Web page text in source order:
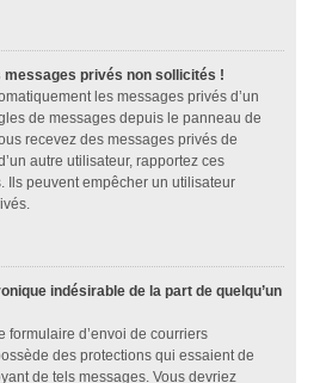
privés non sollicités !
les messages privés d’un
de messages depuis le panneau de
recevez des messages privés de
autre utilisateur, rapportez ces
Ils peuvent empêcher un utilisateur
indésirable de la part de quelqu’un
formulaire d’envoi de courriers
des protections qui essaient de
de tels messages. Vous devriez